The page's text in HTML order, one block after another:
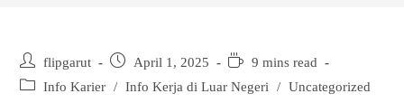
Post
author:
flipgarut
Post
published:
April 1, 2025
Reading
time:
9 mins read
Post
Info Karier / Info Kerja di Luar Negeri / Uncategorized